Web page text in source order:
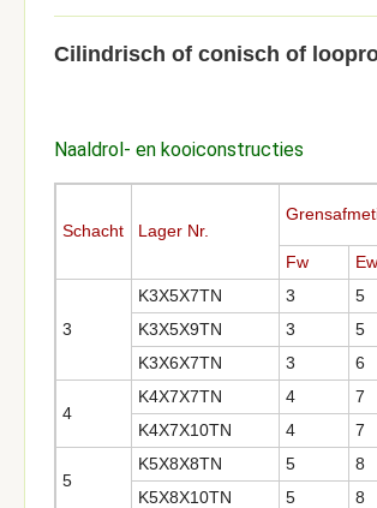
Cilindrisch of conisch of
Naaldrol- en kooiconstructies
Schacht Lager Nr.
Fw
Ew
3
K3X5X7TN 3 5
K3X5X9TN
3 5
K3X6X7TN
3 6
4
K4X7X7TN 4 7
K4X7X10TN
4 7
5
K5X8X8TN 5 8
K5X8X10TN
5 8